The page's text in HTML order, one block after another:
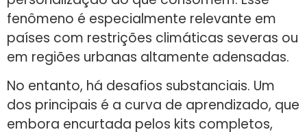
fenômeno é especialmente relevante em
países com restrições climáticas severas ou
em regiões urbanas altamente adensadas.
No entanto, há desafios substanciais. Um
dos principais é a curva de aprendizado, que
embora encurtada pelos kits completos,